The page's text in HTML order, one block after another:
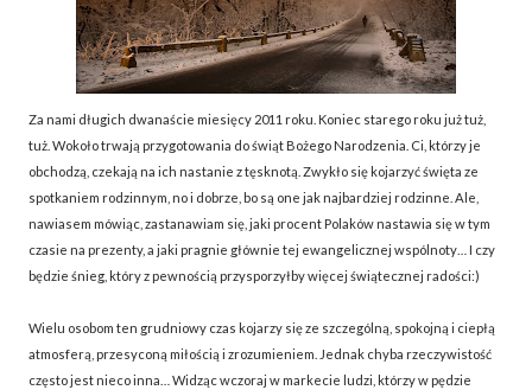
Za nami długich dwanaście miesięcy 2011 roku. Koniec starego roku już tuż,
tuż. Wokoło trwają przygotowania do świąt Bożego Narodzenia. Ci, którzy je
obchodzą, czekają na ich nastanie z tęsknotą. Zwykło się kojarzyć święta ze
spotkaniem rodzinnym, no i dobrze, bo są one jak najbardziej rodzinne. Ale,
nawiasem mówiąc, zastanawiam się, jaki procent Polaków nastawia się w tym
czasie na prezenty, a jaki pragnie głównie tej ewangelicznej wspólnoty… I czy
będzie śnieg, który z pewnością przysporzyłby więcej świątecznej radości:)
Wielu osobom ten grudniowy czas kojarzy się ze szczególną, spokojną i ciepłą
atmosferą, przesyconą miłością i zrozumieniem. Jednak chyba rzeczywistość
często jest nieco inna… Widząc wczoraj w markecie ludzi, którzy w pędzie